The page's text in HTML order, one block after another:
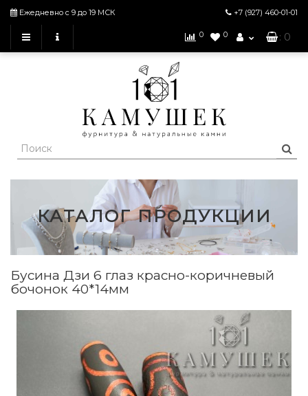
Ежедневно с 9 до 19 МСК +7 (927) 460-01-01
0 0 : 0
КАТАЛОГ ПРОДУКЦИИ
Бусина Дзи 6 глаз красно-коричневый
бочонок 40*14мм